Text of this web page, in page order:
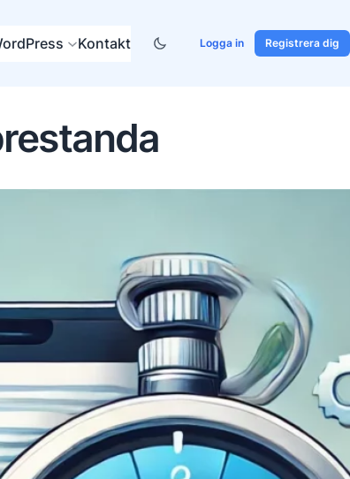
Kontakt Logga in Registrera dig